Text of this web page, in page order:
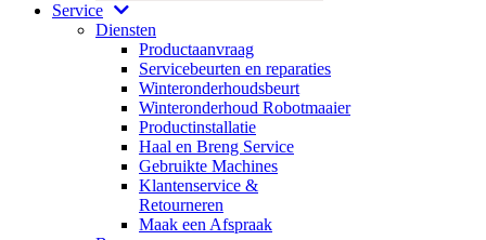
Service
Diensten
Productaanvraag
Servicebeurten en reparaties
Winteronderhoudsbeurt
Winteronderhoud Robotmaaier
Productinstallatie
Haal en Breng Service
Gebruikte Machines
Klantenservice &
Retourneren
Maak een Afspraak